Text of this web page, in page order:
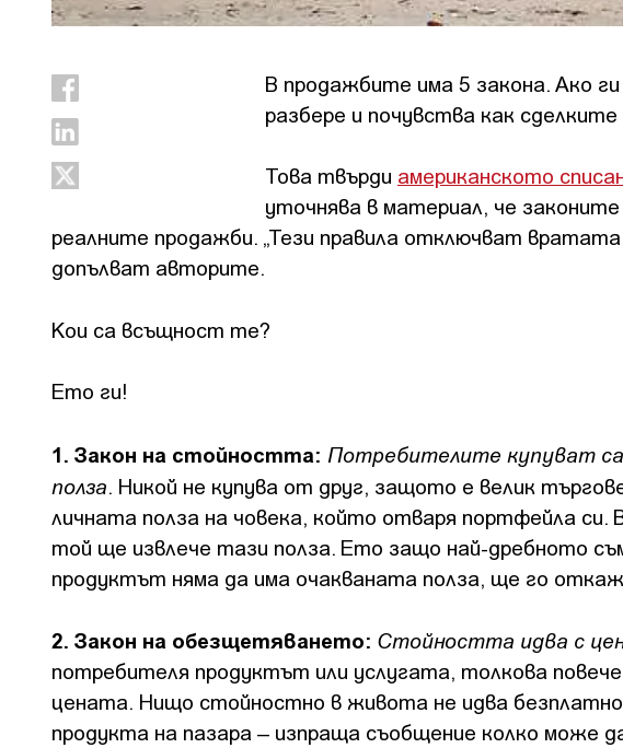
В продажбите има 5 закона. Ако
разбере и почувства как
Това твърди американското
уточнява в материал, че
реалните продажби. „Тези правила отключват
допълват авторите.
Кои са всъщност те?
Ето ги!
1. Закон на стойността: Потребителите купуват
полза. Никой не купува от друг, защото е велик
личната полза на човека, който отваря портфейла си.
той ще извлече тази полза. Ето защо най-дребното
продуктът няма да има очакваната полза, ще го
2. Закон на обезщетяването: Стойността идва с
потребителя продуктът или услугата, толкова
цената. Нищо стойностно в живота не идва
продукта на пазара – изпраща съобщение колко може